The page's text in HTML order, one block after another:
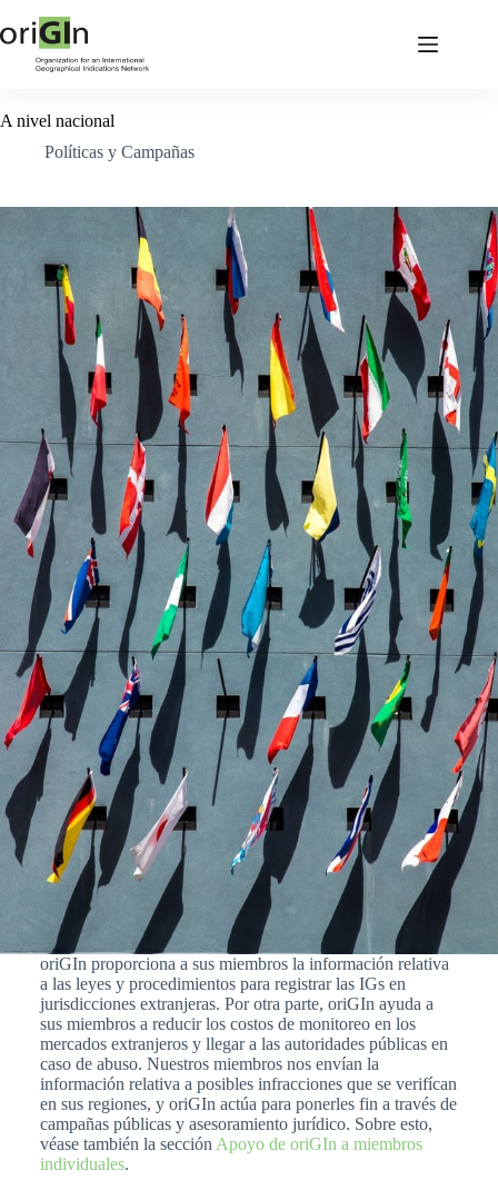
A nivel nacional
Políticas y Campañas
oriGIn proporciona a sus miembros la información relativa
a las leyes y procedimientos para registrar las IGs en
jurisdicciones extranjeras. Por otra parte, oriGIn ayuda a
sus miembros a reducir los costos de monitoreo en los
mercados extranjeros y llegar a las autoridades públicas en
caso de abuso. Nuestros miembros nos envían la
información relativa a posibles infracciones que se verifícan
en sus regiones, y oriGIn actúa para ponerles fin a través de
campañas públicas y asesoramiento jurídico. Sobre esto,
véase también la sección Apoyo de oriGIn a miembros
individuales.